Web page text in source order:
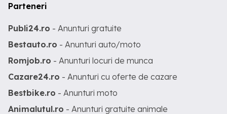
Parteneri
Publi24.ro - Anunturi gratuite
Bestauto.ro - Anunturi auto/moto
Romjob.ro - Anunturi locuri de munca
Cazare24.ro - Anunturi cu oferte de cazare
Bestbike.ro - Anunturi moto
Animalutul.ro - Anunturi gratuite animale